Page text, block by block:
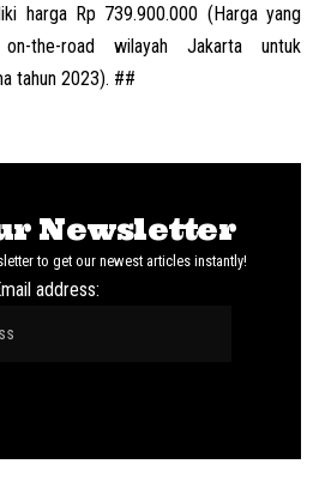
harga Rp 739.900.000 (Harga yang
the-road wilayah Jakarta untuk
tahun 2023). ##
Newsletter
to get our newest articles instantly!
address: